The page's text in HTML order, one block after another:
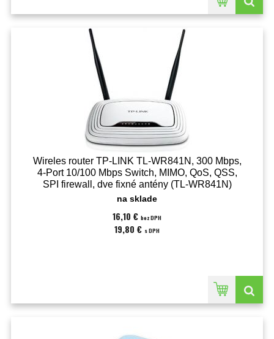
Wireles router TP-LINK TL-WR841N, 300 Mbps,
4-Port 10/100 Mbps Switch, MIMO, QoS, QSS,
SPI firewall, dve fixné antény (TL-WR841N)
na sklade
16,10 € bez DPH
19,80 € s DPH